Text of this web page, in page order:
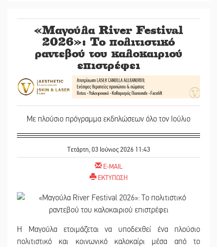
«Μαγούλα River Festival
2026»: Το πολιτιστικό
ραντεβού του καλοκαιριού
επιστρέφει
Με πλούσιο πρόγραμμα εκδηλώσεων όλο τον Ιούλιο
Τετάρτη, 03 Ιούνιος 2026 11:43
E-MAIL
ΕΚΤΥΠΩΣΗ
Η Μαγούλα ετοιμάζεται να υποδεχθεί ένα πλούσιο
πολιτιστικό και κοινωνικό καλοκαίρι μέσα από το